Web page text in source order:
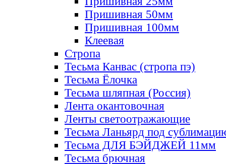
Пришивная 50мм
Пришивная 100мм
Клеевая
Стропа
Тесьма Канвас (стропа пэ)
Тесьма Ёлочка
Тесьма шляпная (Россия)
Лента окантовочная
Ленты светоотражающие
Тесьма Ланьярд под
Тесьма ДЛЯ БЭЙДЖЕЙ 11мм
Тесьма брючная